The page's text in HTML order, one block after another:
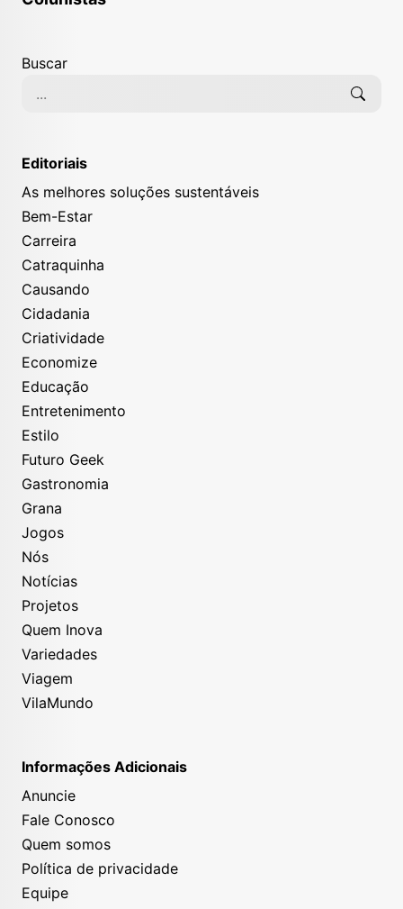
Buscar
Editoriais
As melhores soluções sustentáveis
Bem-Estar
Carreira
Catraquinha
Causando
Cidadania
Criatividade
Economize
Educação
Entretenimento
Estilo
Futuro Geek
Gastronomia
Grana
Jogos
Nós
Notícias
Projetos
Quem Inova
Variedades
Viagem
VilaMundo
Informações Adicionais
Anuncie
Fale Conosco
Quem somos
Política de privacidade
Equipe